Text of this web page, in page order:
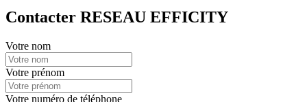
Contacter RESEAU EFFICITY
Votre nom
Votre prénom
Votre numéro de téléphone